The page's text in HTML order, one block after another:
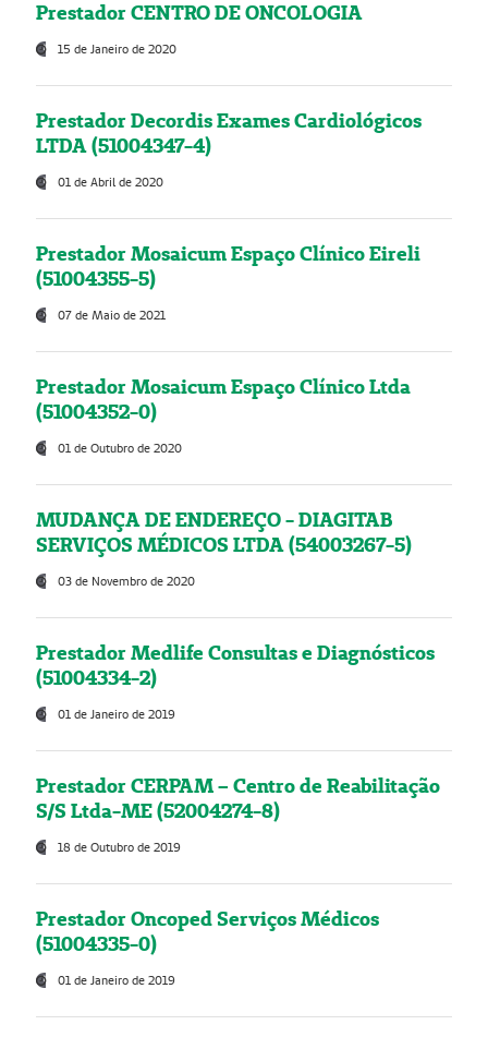
Prestador CENTRO DE ONCOLOGIA
15 de Janeiro de 2020
Prestador Decordis Exames Cardiológicos
LTDA (51004347-4)
01 de Abril de 2020
Prestador Mosaicum Espaço Clínico Eireli
(51004355-5)
07 de Maio de 2021
Prestador Mosaicum Espaço Clínico Ltda
(51004352-0)
01 de Outubro de 2020
MUDANÇA DE ENDEREÇO - DIAGITAB
SERVIÇOS MÉDICOS LTDA (54003267-5)
03 de Novembro de 2020
Prestador Medlife Consultas e Diagnósticos
(51004334-2)
01 de Janeiro de 2019
Prestador CERPAM – Centro de Reabilitação
S/S Ltda-ME (52004274-8)
18 de Outubro de 2019
Prestador Oncoped Serviços Médicos
(51004335-0)
01 de Janeiro de 2019